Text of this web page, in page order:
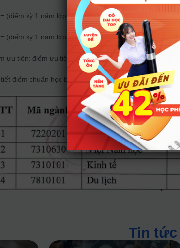
(điểm kỳ 1 năm lớp 11 môn 2 + điểm kỳ 2 năm lớp 11
(điểm kỳ 1 năm lớp 11 môn 3 + điểm kỳ 2 năm lớp 11
ưu tiên: điểm ưu tiên khu vực, đối tượng theo Quy chế
tiết điểm chuẩn học bạ THPT năm 2024 của Trường Đại
Tin tức